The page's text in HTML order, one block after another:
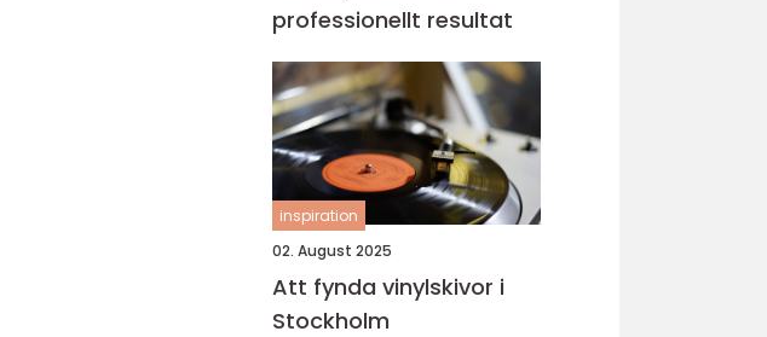
professionellt resultat
inspiration
02. August 2025
Att fynda vinylskivor i
Stockholm